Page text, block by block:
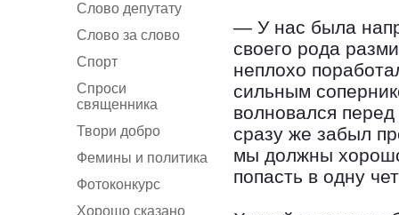
Слово депутату
Слово за слово
Спорт
Спроси
священника
Твори добро
Фемины и политика
Фотоконкурс
Хорошо сказано
— У нас была
своего рода
неплохо
сильным
волновался
сразу же забыл
мы должны
попасть в одну